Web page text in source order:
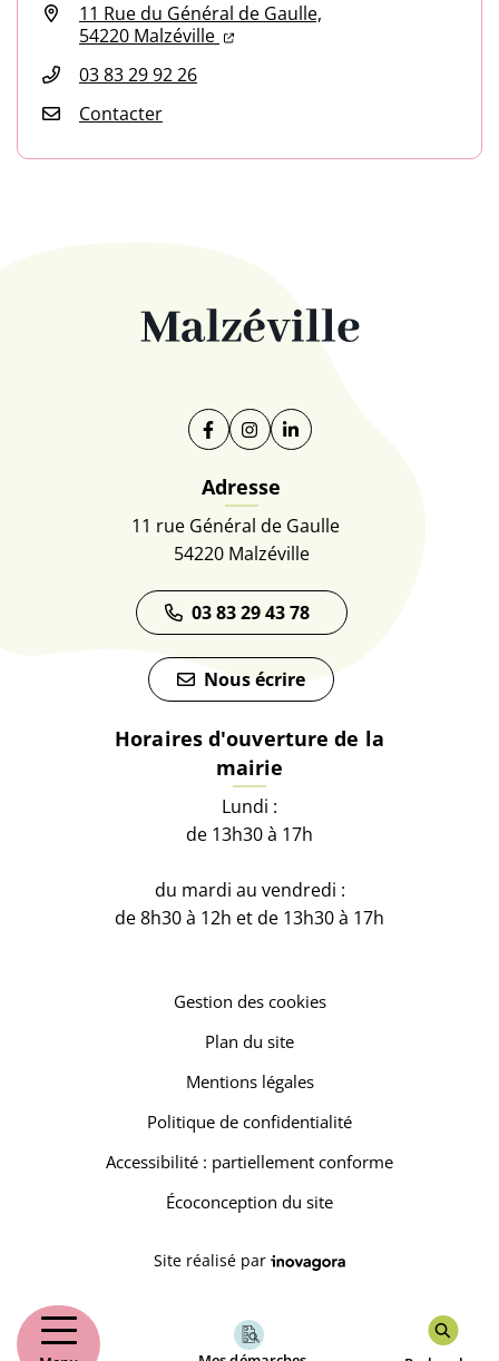
11 Rue du Général de Gaulle,
54220 Malzéville (ouverture dans un nouvel
(ouverture dans un nouvel
03 83 29 92 26
Contacter
Facebook
(ouverture dans un nouvel onglet)
Instagram
(ouverture dans un nouvel
Linkedin
(ouverture dans un
Adresse
11 rue Général de Gaulle
54220 Malzéville
03 83 29 43 78
Nous écrire
Horaires d'ouverture de la
mairie
Lundi :
de 13h30 à 17h
du mardi au vendredi :
de 8h30 à 12h et de 13h30 à 17h
Gestion des cookies
Plan du site
Mentions légales
Politique de confidentialité
Accessibilité : partiellement conforme
Écoconception du site
Site réalisé parInovagora (ouverture dans un